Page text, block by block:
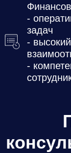
-
задач
-
-